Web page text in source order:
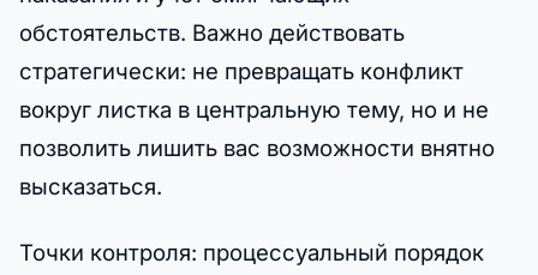
обстоятельств. Важно действовать
стратегически: не превращать конфликт
вокруг листка в центральную тему, но и не
позволить лишить вас возможности внятно
высказаться.
Точки контроля: процессуальный порядок